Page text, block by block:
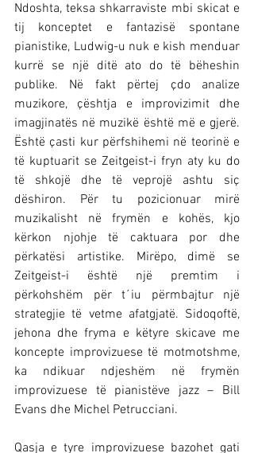
Ndoshta, teksa shkarraviste mbi skicat e
tij konceptet e fantazisë spontane
pianistike, Ludwig-u nuk e kish menduar
kurrë se një ditë ato do të bëheshin
publike. Në fakt përtej çdo analize
muzikore, çështja e improvizimit dhe
imagjinatës në muzikë është më e gjerë.
Është çasti kur përfshihemi në teorinë e
të kuptuarit se Zeitgeist-i fryn aty ku do
të shkojë dhe të veprojë ashtu siç
dëshiron. Për tu pozicionuar mirë
muzikalisht në frymën e kohës, kjo
kërkon njohje të caktuara por dhe
përkatësi artistike. Mirëpo, dimë se
Zeitgeist-i është një premtim i
përkohshëm për t´iu përmbajtur një
strategjie të vetme afatgjatë. Sidoqoftë,
jehona dhe fryma e këtyre skicave me
koncepte improvizuese të motmotshme,
ka ndikuar ndjeshëm në frymën
improvizuese të pianistëve jazz – Bill
Evans dhe Michel Petrucciani.
Qasja e tyre improvizuese bazohet gati